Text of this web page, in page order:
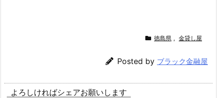
徳島県 , 金貸し屋
Posted by ブラック金融屋
よろしければシェアお願いします